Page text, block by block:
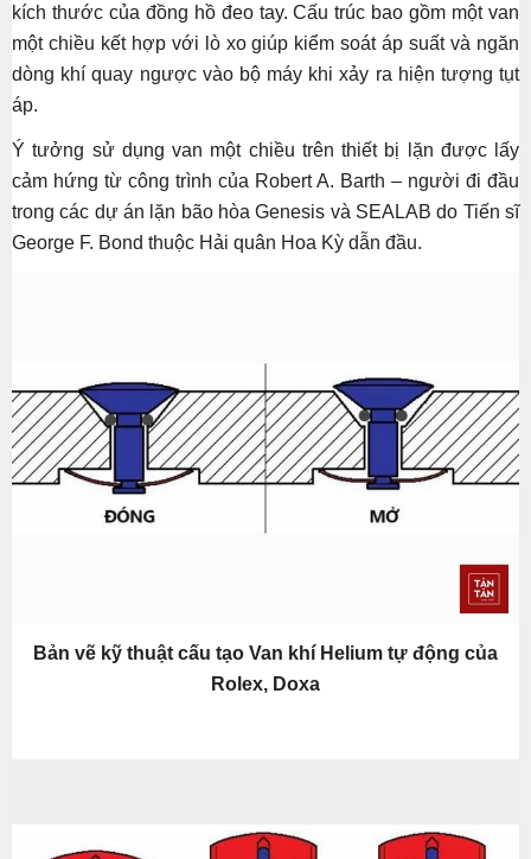
kích thước của đồng hồ đeo tay. Cấu trúc bao gồm một van
một chiều kết hợp với lò xo giúp kiểm soát áp suất và ngăn
dòng khí quay ngược vào bộ máy khi xảy ra hiện tượng tụt
áp.
Ý tưởng sử dụng van một chiều trên thiết bị lặn được lấy
cảm hứng từ công trình của Robert A. Barth – người đi đầu
trong các dự án lặn bão hòa Genesis và SEALAB do Tiến sĩ
George F. Bond thuộc Hải quân Hoa Kỳ dẫn đầu.
Bản vẽ kỹ thuật cấu tạo Van khí Helium tự động của
Rolex, Doxa